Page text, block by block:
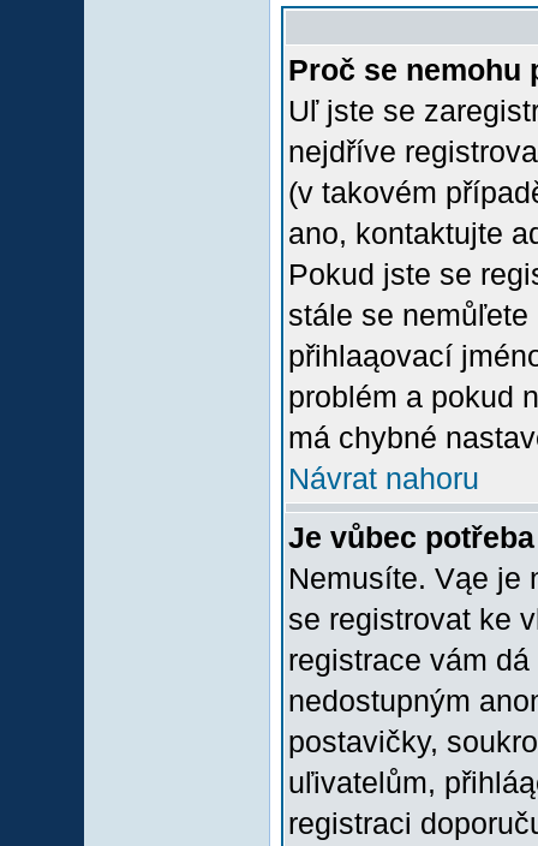
Proč se nemohu
Uľ jste se
nejdříve
(v takovém
ano, kontaktujte
Pokud jste se
stále se
přihlaąovací
problém a pokud
má chybné
Návrat nahoru
Je vůbec
Nemusíte. Vąe je
se registrovat ke
registrace vám
nedostupným
postavičky,
uľivatelům,
registraci